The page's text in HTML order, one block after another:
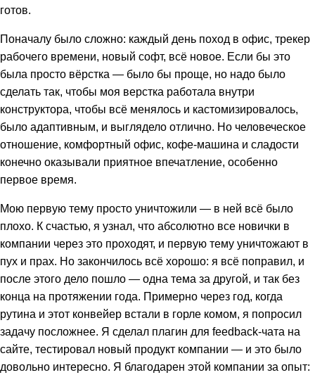
готов.
Поначалу было сложно: каждый день поход в офис, трекер
рабочего времени, новый софт, всё новое. Если бы это
была просто вёрстка — было бы проще, но надо было
сделать так, чтобы моя верстка работала внутри
конструктора, чтобы всё менялось и кастомизировалось,
было адаптивным, и выглядело отлично. Но человеческое
отношение, комфортный офис, кофе-машина и сладости
конечно оказывали приятное впечатление, особенно
первое время.
Мою первую тему просто уничтожили — в ней всё было
плохо. К счастью, я узнал, что абсолютно все новички в
компании через это проходят, и первую тему уничтожают в
пух и прах. Но закончилось всё хорошо: я всё поправил, и
после этого дело пошло — одна тема за другой, и так без
конца на протяжении года. Примерно через год, когда
рутина и этот конвейер встали в горле комом, я попросил
задачу посложнее. Я сделал плагин для feedback-чата на
сайте, тестировал новый продукт компании — и это было
довольно интересно. Я благодарен этой компании за опыт: